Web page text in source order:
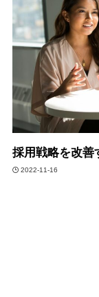
採用戦略を改善
2022-11-16